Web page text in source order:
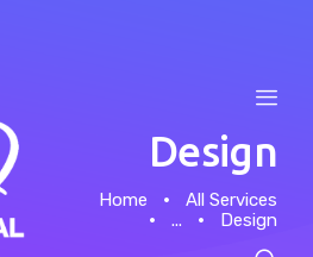
Design
Home
All Services
...
Design